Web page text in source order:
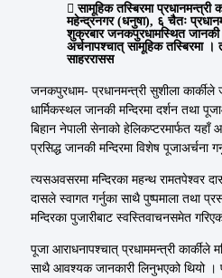
सामूहिक तस्बिरमा प्रधानमन्त्री
महेन्द्रनगर (धनुषा), ६ चैतः
शुक्रबार जनकपुरधामस्थित जानकी
अर्चनापश्चात् सामूहिक तस्बिरमा ।
साहररासस
जनकपुरधाम- प्रधानमन्त्री सुशीला कार्कीले
धार्मिकस्थल जानकी मन्दिरमा दर्शन तथा
बिहान नेपाली सेनाको हेलिकप्टरमार्फत यहाँ
प्रसिद्ध जानकी मन्दिरमा विशेष पूजाअर्चना
त्यसअवसरमा मन्दिरका महन्थ रामतपेश्वर
दासले स्वागत गर्नुका साथै पुष्पमाला तथा
मन्दिरका पुजारीबाट स्वस्तिवाचनसमेत
पूजा आराधनापश्चात् प्रधाममन्त्री कार्कीले
साथै आवश्यक जानकारी लिनुभएको थियो ।